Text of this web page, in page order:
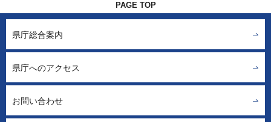
PAGE TOP
県庁総合案内
県庁へのアクセス
お問い合わせ